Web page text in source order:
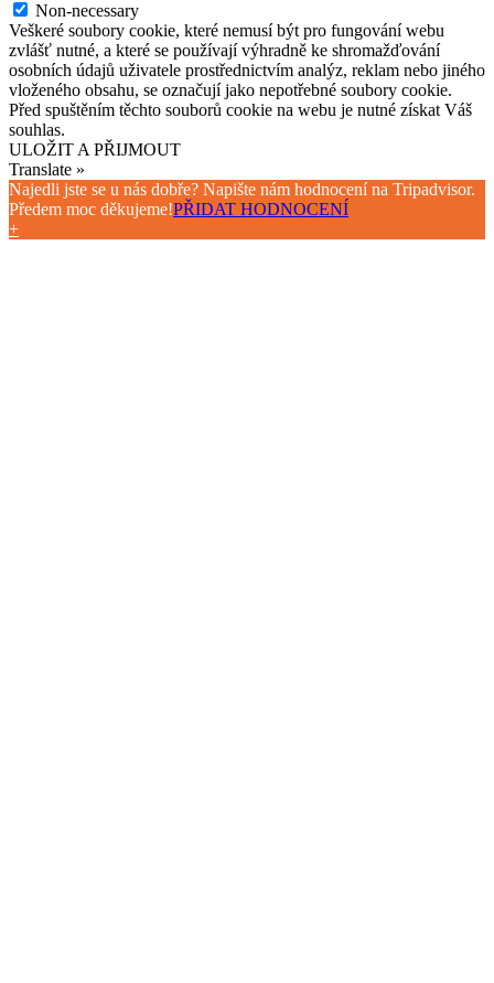
Non-necessary
Veškeré soubory cookie, které nemusí být pro fungování webu
zvlášť nutné, a které se používají výhradně ke shromažďování
osobních údajů uživatele prostřednictvím analýz, reklam nebo jiného
vloženého obsahu, se označují jako nepotřebné soubory cookie.
Před spuštěním těchto souborů cookie na webu je nutné získat Váš
souhlas.
ULOŽIT A PŘIJMOUT
Translate »
Najedli jste se u nás dobře? Napište nám hodnocení na Tripadvisor.
Předem moc děkujeme!PŘIDAT HODNOCENÍ
+